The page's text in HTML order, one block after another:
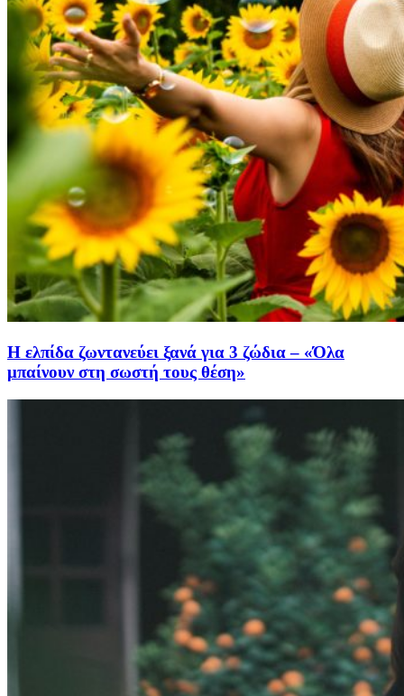
Η ελπίδα ζωντανεύει ξανά για 3 ζώδια – «Όλα
μπαίνουν στη σωστή τους θέση»